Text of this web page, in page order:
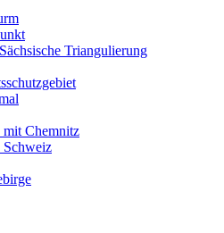
Triangulierung
mit Chemnitz
Schweiz